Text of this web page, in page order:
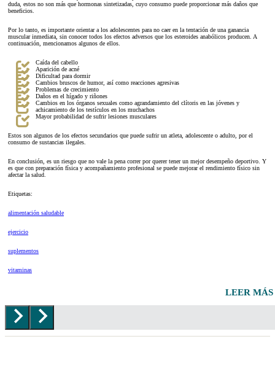
duda, estos no son más que hormonas sintetizadas, cuyo consumo puede proporcionar más daños que
beneficios.
Por lo tanto, es importante orientar a los adolescentes para no caer en la tentación de una ganancia
muscular inmediata, sin conocer todos los efectos adversos que los esteroides anabólicos producen. A
continuación, mencionamos algunos de ellos.
Caída del cabello
Aparición de acné
Dificultad para dormir
Cambios bruscos de humor, así como reacciones agresivas
Problemas de crecimiento
Daños en el hígado y riñones
Cambios en los órganos sexuales como agrandamiento del clítoris en las jóvenes y
achicamiento de los testículos en los muchachos
Mayor probabilidad de sufrir lesiones musculares
Estos son algunos de los efectos secundarios que puede sufrir un atleta, adolescente o adulto, por el
consumo de sustancias ilegales.
En conclusión, es un riesgo que no vale la pena correr por querer tener un mejor desempeño deportivo. Y
es que con preparación física y acompañamiento profesional se puede mejorar el rendimiento físico sin
afectar la salud.
Etiquetas:
alimentación saludable
ejercicio
suplementos
vitaminas
LEER